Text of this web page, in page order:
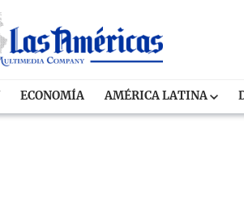
ECONOMÍA AMÉRICA LATINA